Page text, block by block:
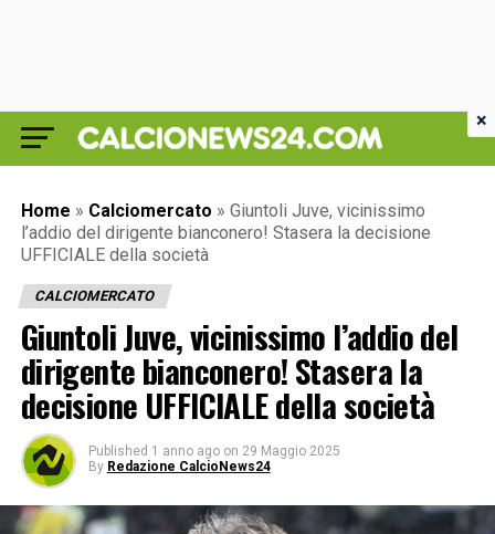
Home » Calciomercato » Giuntoli Juve, vicinissimo
l’addio del dirigente bianconero! Stasera la decisione
UFFICIALE della società
CALCIOMERCATO
Giuntoli Juve, vicinissimo l’addio del
dirigente bianconero! Stasera la
decisione UFFICIALE della società
Published 1 anno ago on 29 Maggio 2025
By Redazione CalcioNews24
×